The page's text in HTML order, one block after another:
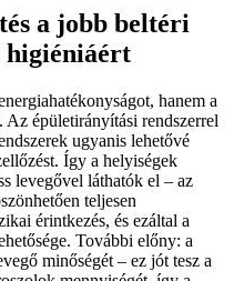
a jobb beltéri
higiéniáért
hanem a
épületirányítási rendszerrel
ugyanis lehetővé
Így a helyiségek
levegővel láthatók el – az
teljesen
érintkezés, és ezáltal a
További előny: a
minőségét – ez jót tesz a